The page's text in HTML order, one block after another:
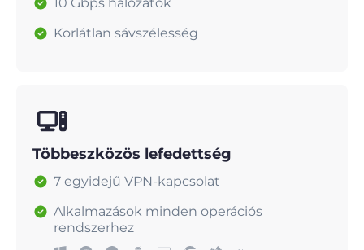
10 Gbps hálózatok
Korlátlan sávszélesség
Többeszközös lefedettség
7 egyidejű VPN-kapcsolat
Alkalmazások minden operációs
rendszerhez